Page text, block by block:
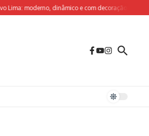
moderno, dinâmico e com decoração sob medida